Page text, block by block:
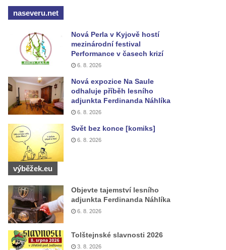
naseveru.net
Nová Perla v Kyjově hostí
mezinárodní festival
Performance v časech krizí
6. 8. 2026
Nová expozice Na Saule
odhaluje příběh lesního
adjunkta Ferdinanda Náhlíka
6. 8. 2026
Svět bez konce [komiks]
6. 8. 2026
výběžek.eu
Objevte tajemství lesního
adjunkta Ferdinanda Náhlíka
6. 8. 2026
Tolštejnské slavnosti 2026
3. 8. 2026